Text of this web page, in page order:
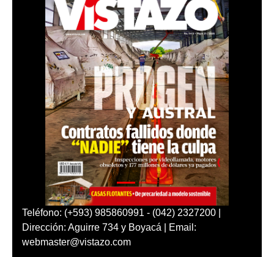
Teléfono: (+593) 985860991 - (042) 2327200 |
Dirección: Aguirre 734 y Boyacá | Email:
webmaster@vistazo.com